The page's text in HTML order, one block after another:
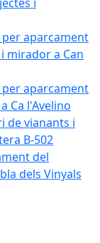
aparcament
mirador a Can
aparcament
Ca l'Avelino
de vianants i
B-502
del
dels Vinyals